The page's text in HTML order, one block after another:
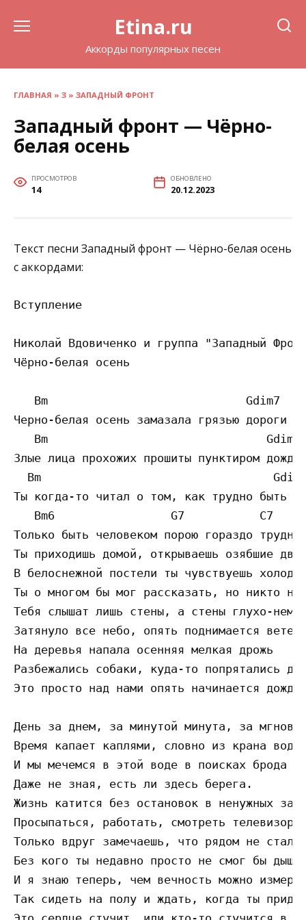
Etina.ru
Аккорды популярных песен
ГЛАВНАЯ » З » ЗАПАДНЫЙ ФРОНТ
Западный фронт — Чёрно-
белая осень
ПРОСМОТРОВ
14
ОБНОВЛЕНО
20.12.2023
Текст песни Западный фронт — Чёрно-белая осень
с аккордами:
Вступление
Николай Вдовиченко и группа "Западный
Чёрно-белая осень
   Bm                             Gdim7
Черно-белая осень замазала грязью дороги
   Bm                                Gdim7
Злые лица прохожих прошиты пунктиром
Bm
Ты когда-то читал о том, как трудно быть
   Bm6                 G7           C7
Только быть человеком порою гораздо
Ты приходишь домой, открываешь озябшие
В белоснежной постели ты чувствуешь холод
Ты о многом бы мог рассказать, но никто не
Тебя слышат лишь стены, а стены глухо-
Затянуло все небо, опять поднимается ветер
На деревья напала осенняя мелкая дрожь
Разбежались собаки, куда-то попрятались
Это просто над нами опять начинается
День за днем, за минутой минута, за
Время капает каплями, словно из крана вода
И мы мечемся в этой воде в поисках брода
Даже не зная, есть ли здесь берега.
Жизнь катится без остановок в ненужных
Просыпаться, работать, смотреть телевизор
Только вдруг замечаешь, что рядом не стало
Без кого ты недавно просто не смог бы
И я знаю теперь, чем вечность можно
Так сидеть на полу и ждать, когда ты